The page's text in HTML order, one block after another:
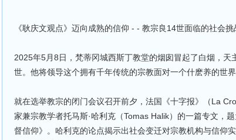
《耿庆文观点》迈向成熟的信仰 - - 教宗良14世面临的社会挑
2025年5月8日，梵蒂冈城西斯丁教堂的烟囱冒起了白烟，天
世。他将领导这个拥有千年传统的宗教面对一个什麽养的世
就在选举教宗的闭门会议召开前夕，法国《十字报》（La
家兼宗教学者托马斯·哈利克（Tomas Halik）的一篇专文，
督信仰》。哈利克的论点揭示出社会变迁对宗教机构与信仰